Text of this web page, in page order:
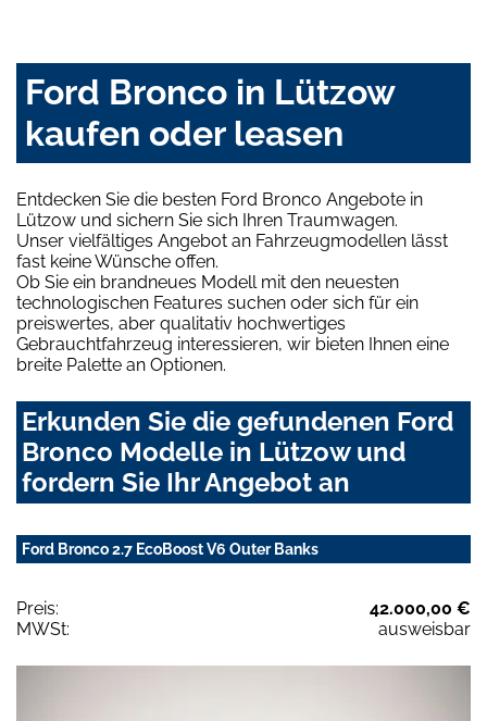
Ford Bronco in Lützow
kaufen oder leasen
Entdecken Sie die besten Ford Bronco Angebote in
Lützow und sichern Sie sich Ihren Traumwagen.
Unser vielfältiges Angebot an Fahrzeugmodellen lässt
fast keine Wünsche offen.
Ob Sie ein brandneues Modell mit den neuesten
technologischen Features suchen oder sich für ein
preiswertes, aber qualitativ hochwertiges
Gebrauchtfahrzeug interessieren, wir bieten Ihnen eine
breite Palette an Optionen.
Erkunden Sie die gefundenen Ford
Bronco Modelle in Lützow und
fordern Sie Ihr Angebot an
Ford Bronco 2.7 EcoBoost V6 Outer Banks
Preis:
42.000,00 €
MWSt:
ausweisbar